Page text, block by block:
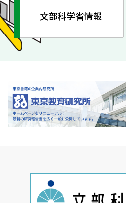
文部科学省情報